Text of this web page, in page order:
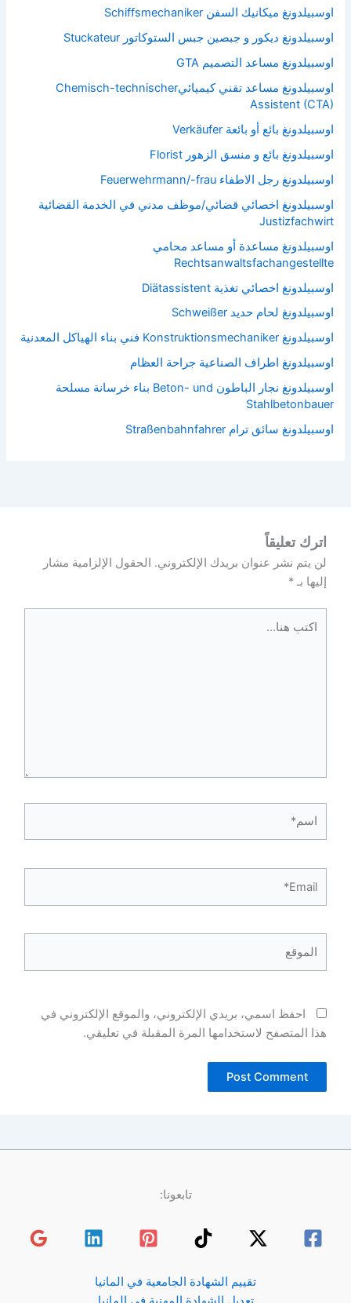
اوسبيلدونغ ميكانيك السفن Schiffsmechaniker
اوسبيلدونغ ديكور و جبصين جبس الستوكاتور Stuckateur
اوسبيلدونغ مساعد التصميم GTA
اوسبيلدونغ مساعد تقني كيميائيChemisch-technischer
Assistent (CTA)
اوسبيلدونغ بائع أو بائعة Verkäufer
اوسبيلدونغ بائع و منسق الزهور Florist
اوسبيلدونغ رجل الاطفاء Feuerwehrmann/-frau
اوسبيلدونغ اخصائي قضائي/موظف مدني في الخدمة القضائية
Justizfachwirt
اوسبيلدونغ مساعدة أو مساعد محامي
Rechtsanwaltsfachangestellte
اوسبيلدونغ اخصائي تغذية Diätassistent
اوسبيلدونغ لحام حديد Schweißer
اوسبيلدونغ Konstruktionsmechaniker فني بناء الهياكل المعدنية
اوسبيلدونغ اطراف الصناعية جراحة العظام
اوسبيلدونغ نجار الباطون Beton- und بناء خرسانة مسلحة
Stahlbetonbauer
اوسبيلدونغ سائق ترام Straßenbahnfahrer
اترك تعليقاً
لن يتم نشر عنوان بريدك الإلكتروني. الحقول الإلزامية مشار
إليها بـ*
هنا...
احفظ اسمي، بريدي الإلكتروني، والموقع الإلكتروني في
هذا المتصفح لاستخدامها المرة المقبلة في تعليقي.
تابعونا:
تقييم الشهادة الجامعية في المانيا